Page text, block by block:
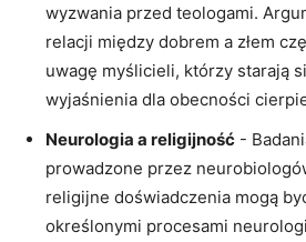
wyzwania przed teologami.
relacji między dobrem a złem
uwagę myślicieli, którzy starają
wyjaśnienia ‌dla obecności
Neurologia ​a⁣ religijność ⁣-
prowadzone przez
religijne doświadczenia mogą
⁣określonymi procesami